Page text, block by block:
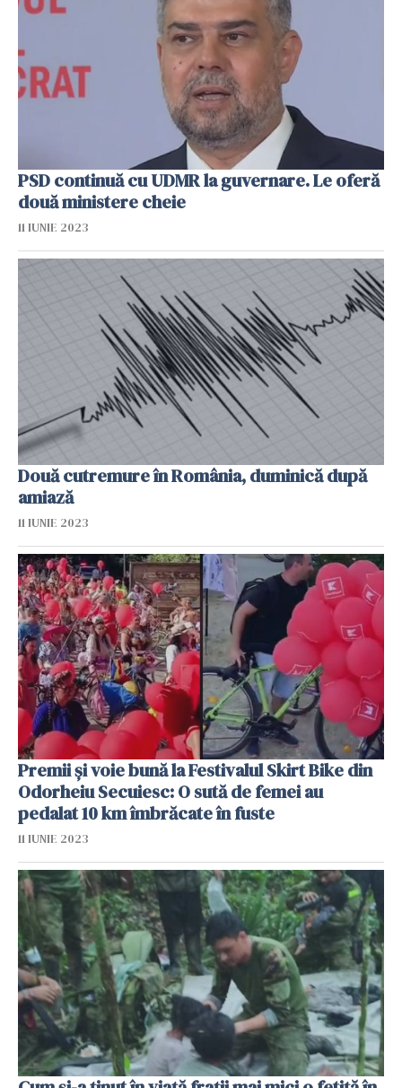
PSD continuă cu UDMR la guvernare. Le oferă
două ministere cheie
11 IUNIE 2023
Două cutremure în România, duminică după
amiază
11 IUNIE 2023
Premii și voie bună la Festivalul Skirt Bike din
Odorheiu Secuiesc: O sută de femei au
pedalat 10 km îmbrăcate în fuste
11 IUNIE 2023